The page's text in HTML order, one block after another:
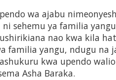
wa ajabu
sehemu ya familia
nao kwa kila
familia yangu, ndugu na
kwa upendo
Asha Baraka.